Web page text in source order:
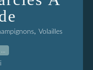
, Volailles